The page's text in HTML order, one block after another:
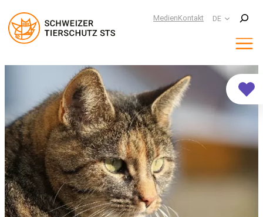
MedienKontakt DE
Suchen